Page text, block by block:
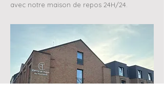
avec notre maison de repos 24H/24.